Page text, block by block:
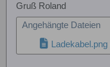
Gruß Roland
Angehängte Dateien
Ladekabel.png